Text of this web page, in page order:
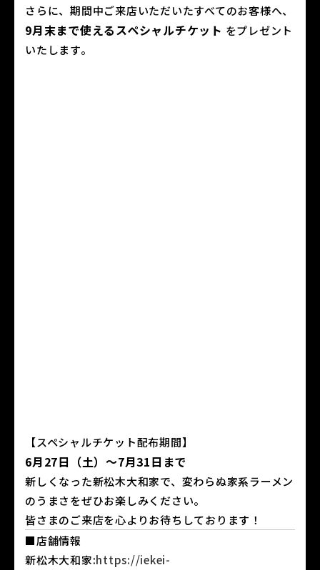
さらに、期間中ご来店いただいたすべてのお客様へ、
9月末まで使えるスペシャルチケット をプレゼント
いたします。
【スペシャルチケット配布期間】
6月27日（土）～7月31日まで
新しくなった新松木大和家で、変わらぬ家系ラーメン
のうまさをぜひお楽しみください。
皆さまのご来店を心よりお待ちしております！
■店舗情報
新松木大和家:https://iekei-